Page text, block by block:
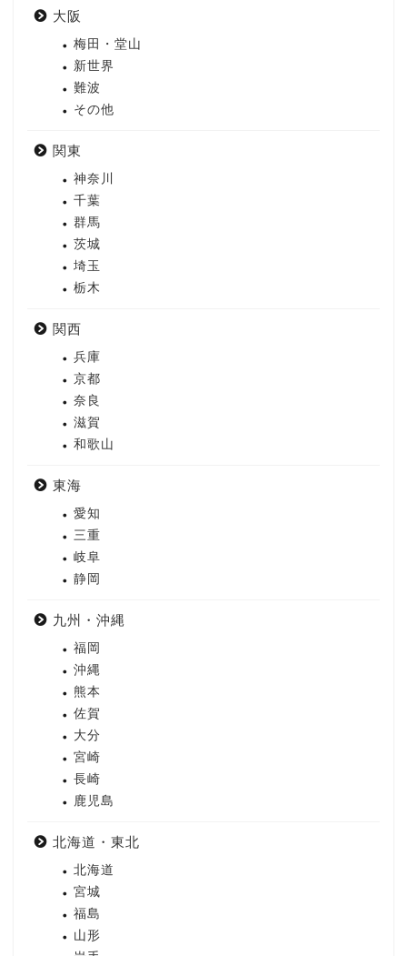
大阪
梅田・堂山
新世界
難波
その他
関東
神奈川
千葉
群馬
茨城
埼玉
栃木
関西
兵庫
京都
奈良
滋賀
和歌山
東海
愛知
三重
岐阜
静岡
九州・沖縄
福岡
沖縄
熊本
佐賀
大分
宮崎
長崎
鹿児島
北海道・東北
北海道
宮城
福島
山形